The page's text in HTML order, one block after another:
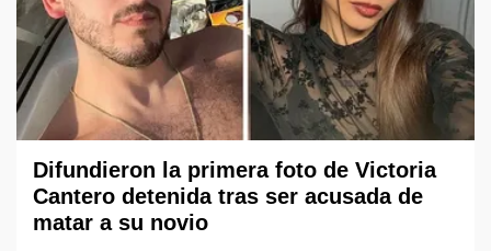
Difundieron la primera foto de Victoria
Cantero detenida tras ser acusada de
matar a su novio